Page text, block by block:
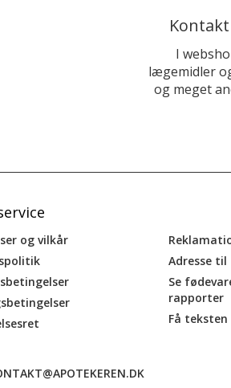
I
lægemidler
og meget
og vilkår
Adresse
Se
rapporter
Få